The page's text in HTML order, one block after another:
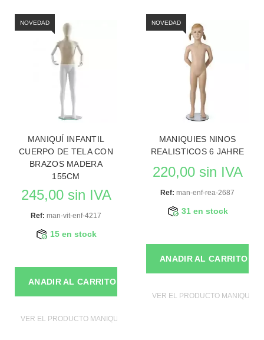
NOVEDAD
MANIQUÍ INFANTIL
CUERPO DE TELA CON
BRAZOS MADERA
155CM
245,00 sin IVA
Ref: man-vit-enf-4217
15 en stock
ANADIR AL CARRITO
VER EL PRODUCTO MANIQUIES
NOVEDAD
MANIQUIES NINOS
REALISTICOS 6 JAHRE
220,00 sin IVA
Ref: man-enf-rea-2687
31 en stock
ANADIR AL CARRITO
VER EL PRODUCTO MANIQUIES